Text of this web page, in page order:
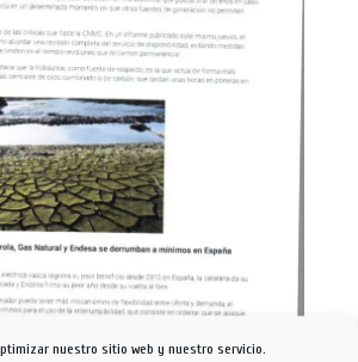
nuestro sitio web y nuestro servicio.